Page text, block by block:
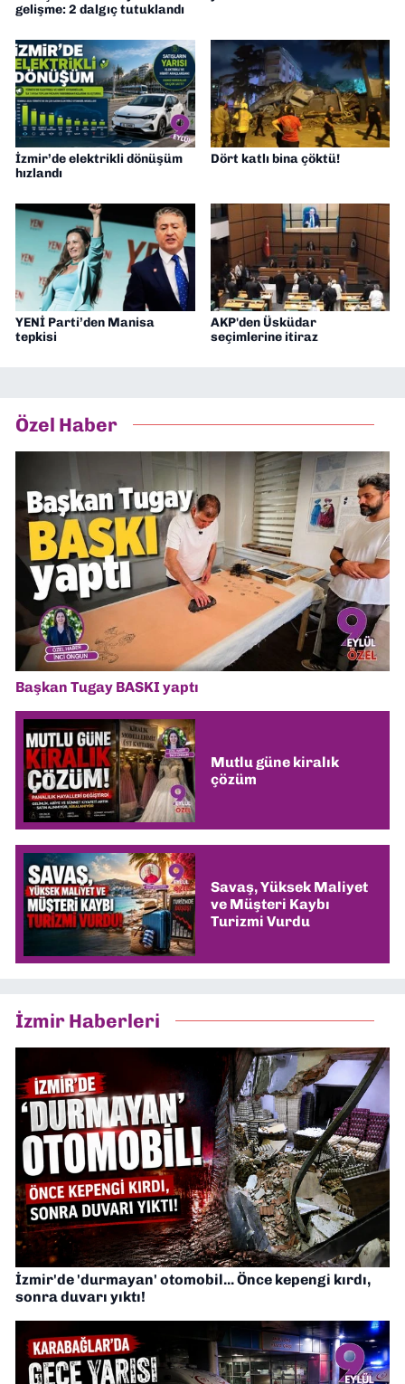
gelişme: 2 dalgıç tutuklandı
İzmir’de elektrikli dönüşüm
hızlandı
Dört katlı bina çöktü!
YENİ Parti’den Manisa
tepkisi
AKP'den Üsküdar
seçimlerine itiraz
Özel Haber
Başkan Tugay BASKI yaptı
Mutlu güne kiralık
çözüm
Savaş, Yüksek Maliyet
ve Müşteri Kaybı
Turizmi Vurdu
İzmir Haberleri
İzmir'de 'durmayan' otomobil... Önce kepengi kırdı,
sonra duvarı yıktı!